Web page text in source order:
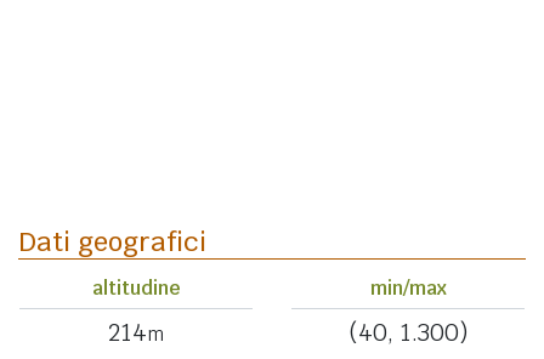
Dati geografici
altitudine
214m
min/max
(40, 1.300)